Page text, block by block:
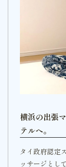
横浜の出張
テルへ。
タイ政府認定
ッサージとし